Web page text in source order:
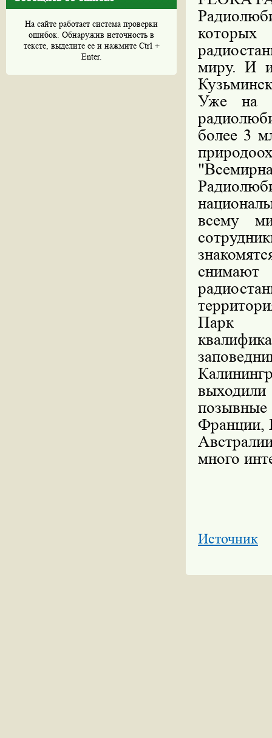
На сайте работает система проверки
ошибок. Обнаружив неточность в
тексте, выделите ее и нажмите Ctrl +
Enter.
миру. И
Уже на
более 3
всему
снимают
Парк
Франции,
много
Источник